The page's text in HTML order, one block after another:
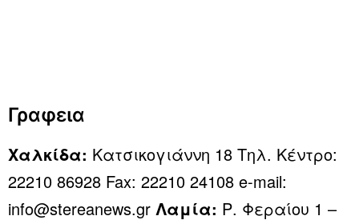
Γραφεια
Χαλκίδα: Κατσικογιάννη 18 Τηλ. Κέντρο:
22210 86928 Fax: 22210 24108 e-mail:
info@stereanews.gr Λαμία: Ρ. Φεραίου 1 –